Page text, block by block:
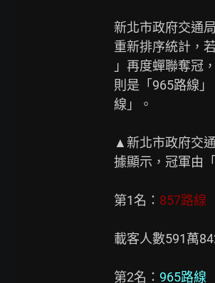
新北市政府交通
重新排序統計，
」再度蟬聯奪冠
則是「965路線
線」。
▲新北市政府交
據顯示，冠軍由
第1名： 857路線
載客人數591萬
第2名： 965路線